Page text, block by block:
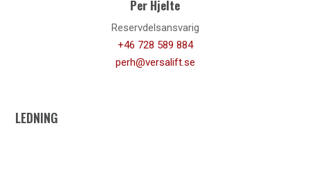
Per Hjelte
Reservdelsansvarig
+46 728 589 884
perh@versalift.se
LEDNING